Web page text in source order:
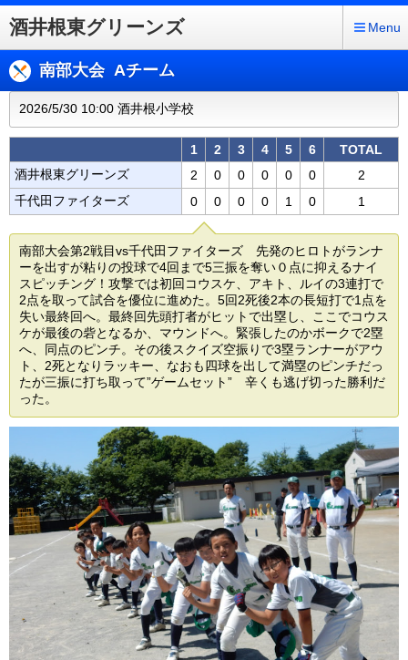
酒井根東グリーンズ Menu
南部大会 Aチーム
2026/5/30 10:00 酒井根小学校
1 2 3 4 5 6
TOTAL
酒井根東グリーンズ
2 0 0 0 0 0
2
千代田ファイターズ
0 0 0 0 1 0 1
南部大会第2戦目vs千代田ファイターズ 先発のヒロトがランナ
ーを出すが粘りの投球で4回まで5三振を奪い０点に抑えるナイ
スピッチング！攻撃では初回コウスケ、アキト、ルイの3連打で
2点を取って試合を優位に進めた。5回2死後2本の長短打で1点を
失い最終回へ。最終回先頭打者がヒットで出塁し、ここでコウス
ケが最後の砦となるか、マウンドへ。緊張したのかボークで2塁
へ、同点のピンチ。その後スクイズ空振りで3塁ランナーがアウ
ト、2死となりラッキー、なおも四球を出して満塁のピンチだっ
たが三振に打ち取って”ゲームセット” 辛くも逃げ切った勝利だ
った。